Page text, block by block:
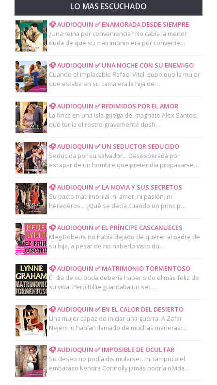
LO MAS ESCUCHADO
🎧 AUDIOQUIN ✅ ENAMORADA DESDE SIEMPRE
¿Una reina por conveniencia? No cabía la menor
duda de que su matrimonio era por convenie…
🎧 AUDIOQUIN ✅ UNA NOCHE CON SU ENEMIGO
Cuando el implacable Rafael Vitali supo que la mujer
que estaba en su cama era la hija de…
🎧 AUDIOQUIN ✅ REDIMIDOS POR EL AMOR
La finca en una isla griega del magnate Alex Santos,
que tenía el rostro gravemente desfi…
🎧 AUDIOQUIN ✅ UN SEDUCTOR SEDUCIDO
Seducida por su salvador... Desesperada por
escapar de un hombre que pretendía propasarse…
🎧 AUDIOQUIN ✅ LA NOVIA Y SUS SECRETOS
Su pacto matrimonial: ni amor, ni pasión, ni
herederos... ¿Qué se decía cuando un príncip…
🎧 AUDIOQUIN ✅ EL PRÍNCIPE CASCANUECES
Meg Roberts no había dejado de querer al padre de
su hija, a pesar de no haberlo visto du…
🎧 AUDIOQUIN ✅ MATRIMONIO TORMENTOSO
El día de su boda debería haber sido el más feliz de
su vida. Pero Billie guardaba un sec…
🎧 AUDIOQUIN ✅ EN EL CALOR DEL DESIERTO
Una mujer capaz de iniciar una guerra. A Zafar
Nejem lo habían llamado de muchas maneras:…
🎧 AUDIOQUIN ✅ IMPOSIBLE DE OCULTAR
Su deseo no podía disimularse… ni tampoco el
embarazo Kendra Connolly jamás podría olvida…